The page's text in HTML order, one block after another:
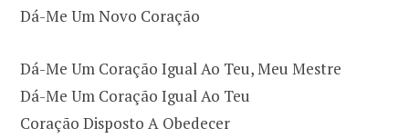
Dá-Me Um Novo Coração
Dá-Me Um Coração Igual Ao Teu, Meu Mestre
Dá-Me Um Coração Igual Ao Teu
Coração Disposto A Obedecer